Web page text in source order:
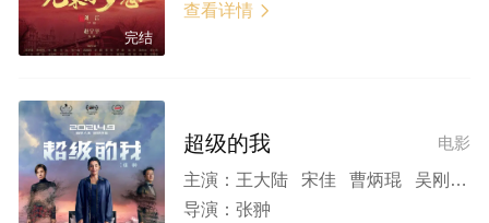
完结
查看详情 
电影
超级的我
主演： 王大陆 宋佳 曹炳琨 吴刚 金燕玲
导演： 张翀